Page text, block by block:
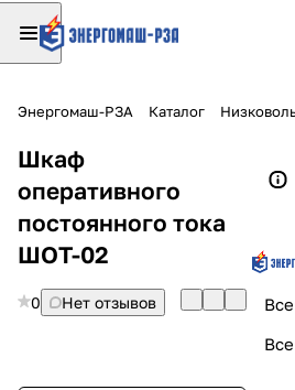
Энергомаш-РЗА Каталог
Шкаф
оперативного
постоянного тока
ШОТ-02
0 Нет отзывов